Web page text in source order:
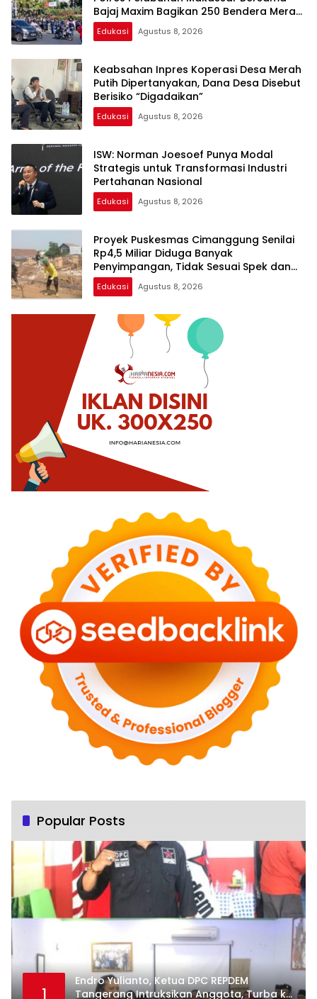
Bajaj Maxim Bagikan 250 Bendera Merah
Putih
Edukasi Agustus 8, 2026
Keabsahan Inpres Koperasi Desa Merah
Putih Dipertanyakan, Dana Desa Disebut
Berisiko “Digadaikan”
Edukasi Agustus 8, 2026
ISW: Norman Joesoef Punya Modal
Strategis untuk Transformasi Industri
Pertahanan Nasional
Edukasi Agustus 8, 2026
Proyek Puskesmas Cimanggung Senilai
Rp4,5 Miliar Diduga Banyak
Penyimpangan, Tidak Sesuai Spek dan
Pekerja Abaikan K3
Edukasi Agustus 8, 2026
Popular Posts
1
Endro Yulianto, Ketua DPC REPDEM
Tangerang Intruksikan Anggota, Turba ke